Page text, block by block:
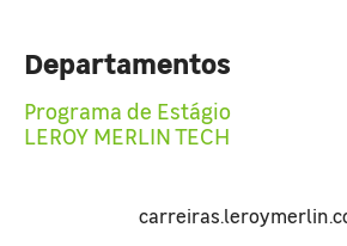
Departamentos
Programa de Estágio
LEROY MERLIN TECH